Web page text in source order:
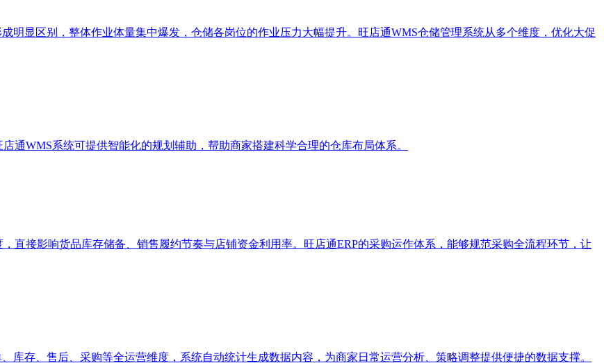
明显区别，整体作业体量集中爆发，仓储各岗位的作业压力大幅提升。旺店通WMS仓储管理系统从多个维度，优化大促
通WMS系统可提供智能化的规划辅助，帮助商家搭建科学合理的仓库布局体系。
直接影响货品库存储备、销售履约节奏与店铺资金利用率。旺店通ERP的采购运作体系，能够规范采购全流程环节，让
库存、售后、采购等全运营维度，系统自动统计生成数据内容，为商家日常运营分析、策略调整提供便捷的数据支撑。